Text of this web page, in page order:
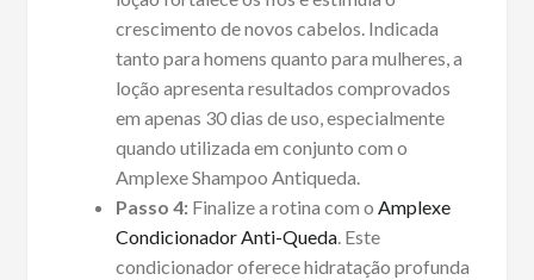
crescimento de novos cabelos. Indicada
tanto para homens quanto para mulheres, a
loção apresenta resultados comprovados
em apenas 30 dias de uso, especialmente
quando utilizada em conjunto com o
Amplexe Shampoo Antiqueda.
Passo 4:Finalize a rotina com o Amplexe
Condicionador Anti-Queda. Este
condicionador oferece hidratação profunda